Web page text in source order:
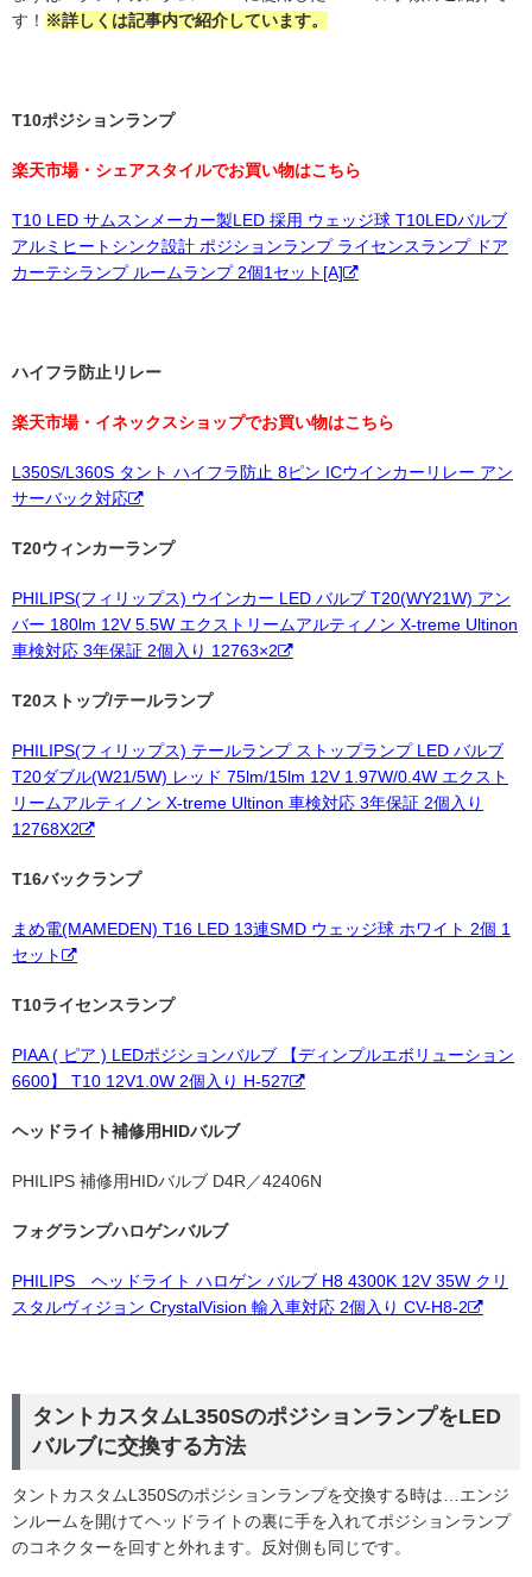
す！ ※詳しくは記事内で紹介しています。
T10ポジションランプ
楽天市場・シェアスタイルでお買い物はこちら
T10 LED サムスンメーカー製LED 採用 ウェッジ球 T10LEDバルブ
アルミヒートシンク設計 ポジションランプ ライセンスランプ ドア
カーテシランプ ルームランプ 2個1セット[A]
ハイフラ防止リレー
楽天市場・イネックスショップでお買い物はこちら
L350S/L360S タント ハイフラ防止 8ピン ICウインカーリレー アン
サーバック対応
T20ウィンカーランプ
PHILIPS(フィリップス) ウインカー LED バルブ T20(WY21W) アン
バー 180lm 12V 5.5W エクストリームアルティノン X-treme Ultinon
車検対応 3年保証 2個入り 12763×2
T20ストップ/テールランプ
PHILIPS(フィリップス) テールランプ ストップランプ LED バルブ
T20ダブル(W21/5W) レッド 75lm/15lm 12V 1.97W/0.4W エクスト
リームアルティノン X-treme Ultinon 車検対応 3年保証 2個入り
12768X2
T16バックランプ
まめ電(MAMEDEN) T16 LED 13連SMD ウェッジ球 ホワイト 2個 1
セット
T10ライセンスランプ
PIAA ( ピア ) LEDポジションバルブ 【ディンプルエボリューション
6600】 T10 12V1.0W 2個入り H-527
ヘッドライト補修用HIDバルブ
PHILIPS 補修用HIDバルブ D4R／42406N
フォグランプハロゲンバルブ
PHILIPS ヘッドライト ハロゲン バルブ H8 4300K 12V 35W クリ
スタルヴィジョン CrystalVision 輸入車対応 2個入り CV-H8-2
タントカスタムL350SのポジションランプをLED
バルブに交換する方法
タントカスタムL350Sのポジションランプを交換する時は…エンジ
ンルームを開けてヘッドライトの裏に手を入れてポジションランプ
のコネクターを回すと外れます。反対側も同じです。